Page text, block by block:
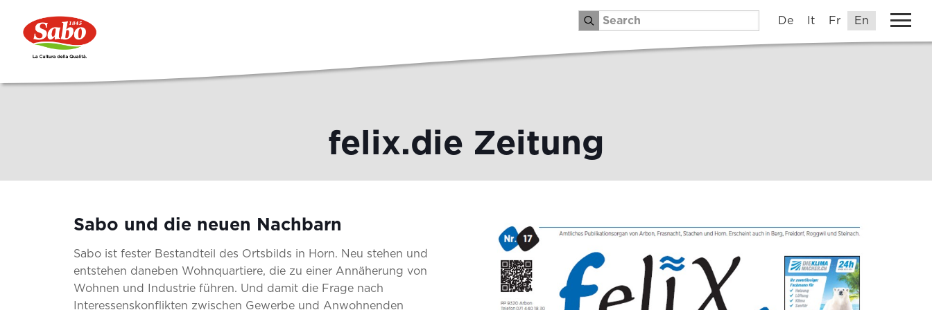
De It Fr En
felix.die Zeitung
Sabo und die neuen Nachbarn
Sabo ist fester Bestandteil des Ortsbilds in Horn. Neu stehen und
entstehen daneben Wohnquartiere, die zu einer Annäherung von
Wohnen und Industrie führen. Und damit die Frage nach
Interessenskonflikten zwischen Gewerbe und Anwohnenden